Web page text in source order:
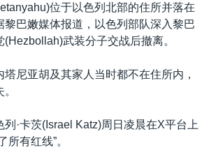
位于以色列北部的住所并落在
黎巴嫩媒体报道，以色列部队深入黎巴
武装分子交战后撤离。
塔尼亚胡及其家人当时都不在住所内，
列·卡茨(Israel Katz)周日凌晨在X平台上
所有红线”。